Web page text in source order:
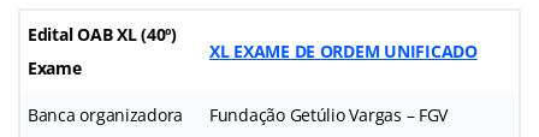
Edital OAB XL (40º)
Exame
XL EXAME DE ORDEM UNIFICADO
Banca organizadora Fundação Getúlio Vargas – FGV